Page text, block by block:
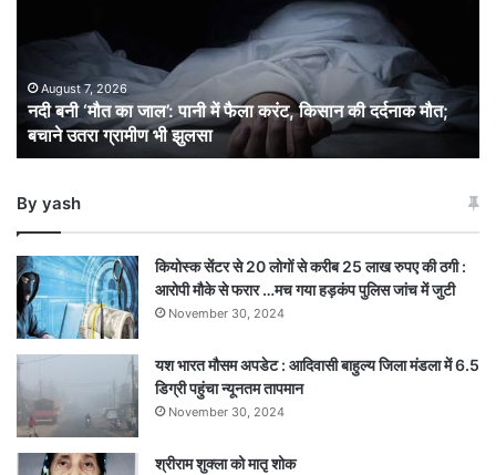
जाल’:
फैला
करंट,
किसान
दर्दनाक
मौत;
उतरा
ग्रामीण
भी
झुलसा
August 7, 2026
​नदी बनी ‘मौत का जाल’: पानी में फैला करंट, किसान की दर्दनाक मौत;
बचाने उतरा ग्रामीण भी झुलसा
By yash
कियोस्क सेंटर से 20 लोगों से करीब 25 लाख रुपए की ठगी :
आरोपी मौके से फरार …मच गया हड़कंप पुलिस जांच में जुटी
November 30, 2024
यश भारत मौसम अपडेट : आदिवासी बाहुल्य जिला मंडला में 6.5
डिग्री पहुंचा न्यूनतम तापमान
November 30, 2024
श्रीराम शुक्ला को मातृ शोक